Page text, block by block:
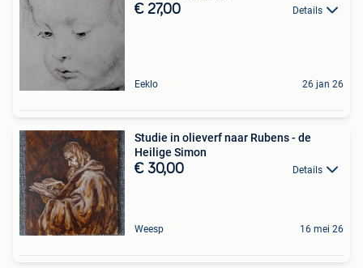
€ 27,00 Details
Eeklo 26 jan 26
Studie in olieverf naar Rubens - de
Heilige Simon
€ 30,00 Details
Weesp 16 mei 26